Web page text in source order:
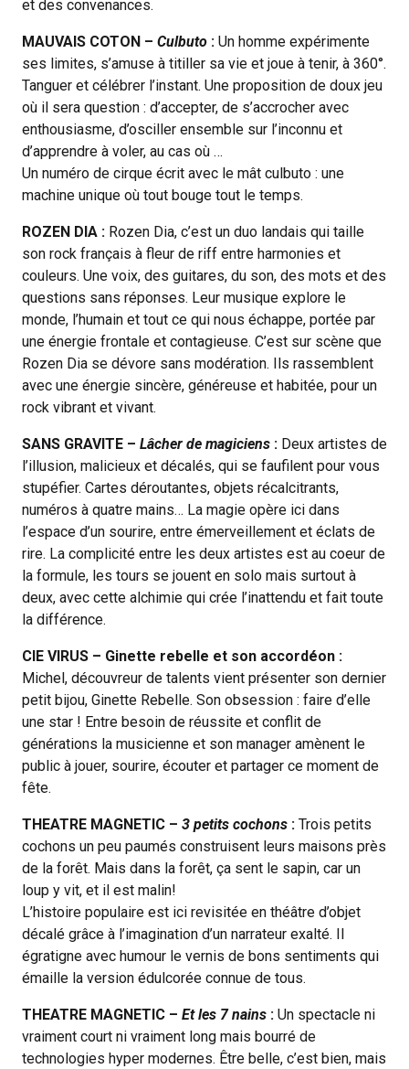
et des convenances.
MAUVAIS COTON – Culbuto : Un homme expérimente
ses limites, s’amuse à titiller sa vie et joue à tenir, à 360°.
Tanguer et célébrer l’instant. Une proposition de doux jeu
où il sera question : d’accepter, de s’accrocher avec
enthousiasme, d’osciller ensemble sur l’inconnu et
d’apprendre à voler, au cas où …
Un numéro de cirque écrit avec le mât culbuto : une
machine unique où tout bouge tout le temps.
ROZEN DIA : Rozen Dia, c’est un duo landais qui taille
son rock français à fleur de riff entre harmonies et
couleurs. Une voix, des guitares, du son, des mots et des
questions sans réponses. Leur musique explore le
monde, l’humain et tout ce qui nous échappe, portée par
une énergie frontale et contagieuse. C’est sur scène que
Rozen Dia se dévore sans modération. Ils rassemblent
avec une énergie sincère, généreuse et habitée, pour un
rock vibrant et vivant.
SANS GRAVITE – Lâcher de magiciens : Deux artistes de
l’illusion, malicieux et décalés, qui se faufilent pour vous
stupéfier. Cartes déroutantes, objets récalcitrants,
numéros à quatre mains… La magie opère ici dans
l’espace d’un sourire, entre émerveillement et éclats de
rire. La complicité entre les deux artistes est au coeur de
la formule, les tours se jouent en solo mais surtout à
deux, avec cette alchimie qui crée l’inattendu et fait toute
la différence.
CIE VIRUS – Ginette rebelle et son accordéon :
Michel, découvreur de talents vient présenter son dernier
petit bijou, Ginette Rebelle. Son obsession : faire d’elle
une star ! Entre besoin de réussite et conflit de
générations la musicienne et son manager amènent le
public à jouer, sourire, écouter et partager ce moment de
fête.
THEATRE MAGNETIC – 3 petits cochons : Trois petits
cochons un peu paumés construisent leurs maisons près
de la forêt. Mais dans la forêt, ça sent le sapin, car un
loup y vit, et il est malin!
L’histoire populaire est ici revisitée en théâtre d’objet
décalé grâce à l’imagination d’un narrateur exalté. Il
égratigne avec humour le vernis de bons sentiments qui
émaille la version édulcorée connue de tous.
THEATRE MAGNETIC – Et les 7 nains : Un spectacle ni
vraiment court ni vraiment long mais bourré de
technologies hyper modernes. Être belle, c’est bien, mais